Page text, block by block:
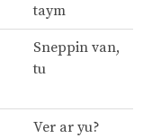
taym
Sneppin van,
tu
Ver ar yu?